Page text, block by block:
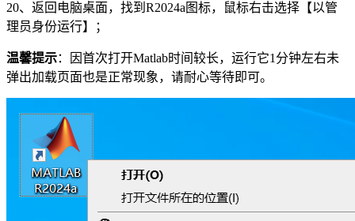
20、返回电脑桌面，找到R2024a图标，鼠标右击选择【以管
理员身份运行】；
温馨提示：因首次打开Matlab时间较长，运行它1分钟左右未
弹出加载页面也是正常现象，请耐心等待即可。